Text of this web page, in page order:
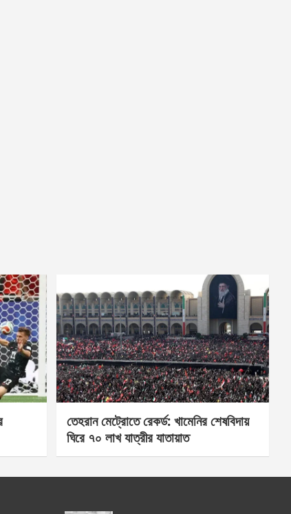
তেহরান মেট্রোতে রেকর্ড: খামেনির শেষবিদায়
ঘিরে ৭০ লাখ যাত্রীর যাতায়াত